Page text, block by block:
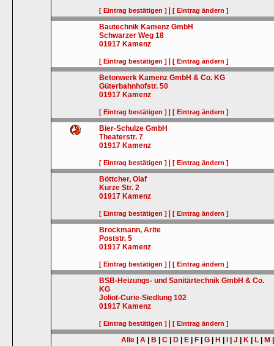
[ Eintrag bestätigen ] |[ Eintrag ändern ]
Bautechnik Kamenz GmbH
Schwarzer Weg 18
01917 Kamenz
[ Eintrag bestätigen ] |[ Eintrag ändern ]
Betonwerk Kamenz GmbH & Co. KG
Güterbahnhofstr. 50
01917 Kamenz
[ Eintrag bestätigen ] |[ Eintrag ändern ]
Bier-Schulze GmbH
Theaterstr. 7
01917 Kamenz
[ Eintrag bestätigen ] |[ Eintrag ändern ]
Böttcher, Olaf
Kurze Str. 2
01917 Kamenz
[ Eintrag bestätigen ] |[ Eintrag ändern ]
Brockmann, Arite
Poststr. 5
01917 Kamenz
[ Eintrag bestätigen ] |[ Eintrag ändern ]
BSB-Heizungs- und Sanitärtechnik GmbH & Co.
KG
Joliot-Curie-Siedlung 102
01917 Kamenz
[ Eintrag bestätigen ] |[ Eintrag ändern ]
Alle A B C D E F G H J K L M